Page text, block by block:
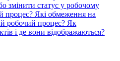
змінити статус у робочому
процес? Які обмеження на
робочий процес? Як
і де вони відображаються?